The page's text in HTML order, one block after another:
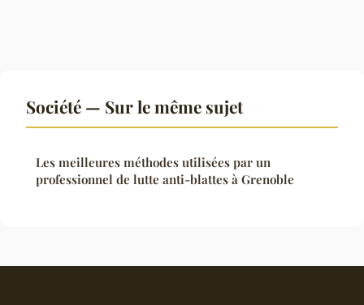
Société — Sur le même sujet
Les meilleures méthodes utilisées par un
professionnel de lutte anti-blattes à Grenoble